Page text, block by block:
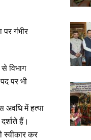
पर गंभीर
विभाग
पर भी
अवधि में हत्या
हैं।
स्वीकार कर